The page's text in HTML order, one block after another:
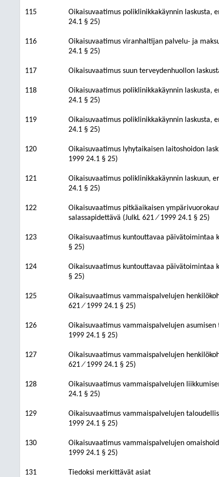
115
Oikaisuvaatimus poliklinikkakäynnin laskusta,
24.1 § 25)
116
Oikaisuvaatimus viranhaltijan palvelu- ja
24.1 § 25)
117 Oikaisuvaatimus suun terveydenhuollon
118
Oikaisuvaatimus poliklinikkakäynnin laskusta,
24.1 § 25)
119
Oikaisuvaatimus poliklinikkakäynnin laskusta,
24.1 § 25)
120
Oikaisuvaatimus lyhytaikaisen laitoshoidon
1999 24.1 § 25)
121
Oikaisuvaatimus poliklinikkakäynnin laskuun,
24.1 § 25)
122
Oikaisuvaatimus pitkäaikaisen
salassapidettävä (JulkL 621 ⁄ 1999 24.1 § 25)
123
Oikaisuvaatimus kuntouttavaa päivätoimintaa
§ 25)
124
Oikaisuvaatimus kuntouttavaa päivätoimintaa
§ 25)
125
Oikaisuvaatimus vammaispalvelujen
621 ⁄ 1999 24.1 § 25)
126
Oikaisuvaatimus vammaispalvelujen asumisen
1999 24.1 § 25)
127
Oikaisuvaatimus vammaispalvelujen
621 ⁄ 1999 24.1 § 25)
128
Oikaisuvaatimus vammaispalvelujen
24.1 § 25)
129
Oikaisuvaatimus vammaispalvelujen
1999 24.1 § 25)
130
Oikaisuvaatimus vammaispalvelujen
1999 24.1 § 25)
131 Tiedoksi merkittävät asiat